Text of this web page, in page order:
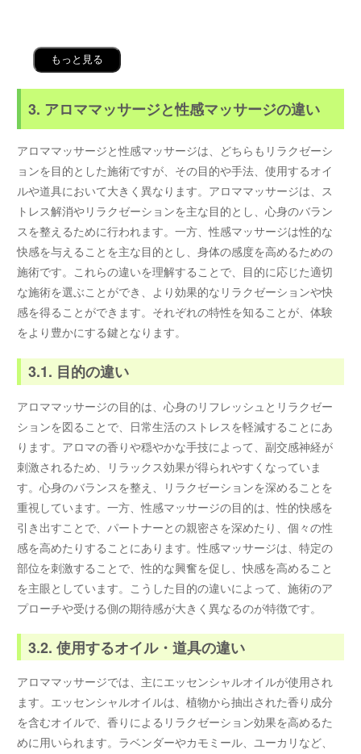
もっと見る
3. アロママッサージと性感マッサージの違い
アロママッサージと性感マッサージは、どちらもリラクゼーシ
ョンを目的とした施術ですが、その目的や手法、使用するオイ
ルや道具において大きく異なります。アロママッサージは、ス
トレス解消やリラクゼーションを主な目的とし、心身のバラン
スを整えるために行われます。一方、性感マッサージは性的な
快感を与えることを主な目的とし、身体の感度を高めるための
施術です。これらの違いを理解することで、目的に応じた適切
な施術を選ぶことができ、より効果的なリラクゼーションや快
感を得ることができます。それぞれの特性を知ることが、体験
をより豊かにする鍵となります。
3.1. 目的の違い
アロママッサージの目的は、心身のリフレッシュとリラクゼー
ションを図ることで、日常生活のストレスを軽減することにあ
ります。アロマの香りや穏やかな手技によって、副交感神経が
刺激されるため、リラックス効果が得られやすくなっていま
す。心身のバランスを整え、リラクゼーションを深めることを
重視しています。一方、性感マッサージの目的は、性的快感を
引き出すことで、パートナーとの親密さを深めたり、個々の性
感を高めたりすることにあります。性感マッサージは、特定の
部位を刺激することで、性的な興奮を促し、快感を高めること
を主眼としています。こうした目的の違いによって、施術のア
プローチや受ける側の期待感が大きく異なるのが特徴です。
3.2. 使用するオイル・道具の違い
アロママッサージでは、主にエッセンシャルオイルが使用され
ます。エッセンシャルオイルは、植物から抽出された香り成分
を含むオイルで、香りによるリラクゼーション効果を高めるた
めに用いられます。ラベンダーやカモミール、ユーカリなど、